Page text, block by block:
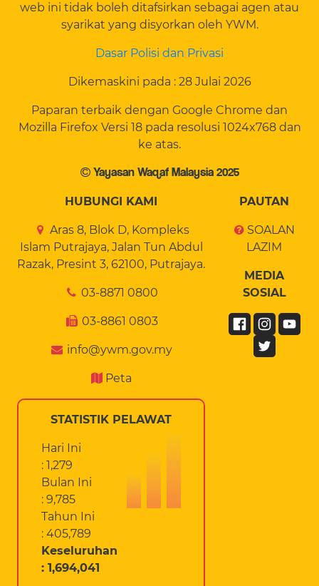
web ini tidak boleh ditafsirkan sebagai agen atau
syarikat yang disyorkan oleh YWM.
Dasar Polisi dan Privasi
Dikemaskini pada : 28 Julai 2026
Paparan terbaik dengan Google Chrome dan
Mozilla Firefox Versi 18 pada resolusi 1024x768 dan
ke atas.
Yayasan Waqaf Malaysia 2025
HUBUNGI KAMI
Aras 8, Blok D, Kompleks
Islam Putrajaya, Jalan Tun Abdul
Razak, Presint 3, 62100, Putrajaya.
03-8871 0800
03-8861 0803
info@ywm.gov.my
Peta
STATISTIK PELAWAT
Hari Ini
: 1,279
Bulan Ini
: 9,785
Tahun Ini
: 405,789
Keseluruhan
: 1,694,041
PAUTAN
SOALAN
LAZIM
MEDIA
SOSIAL